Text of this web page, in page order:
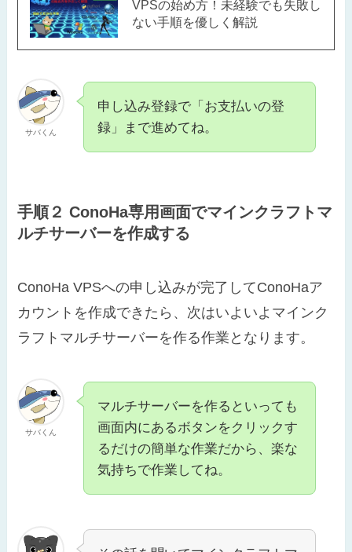
VPSの始め方！未経験でも失敗し
ない手順を優しく解説
サバくん
申し込み登録で「お支払いの登
録」まで進めてね。
手順２ ConoHa専用画面でマインクラフトマ
ルチサーバーを作成する
ConoHa VPSへの申し込みが完了してConoHaア
カウントを作成できたら、次はいよいよマインク
ラフトマルチサーバーを作る作業となります。
サバくん
マルチサーバーを作るといっても
画面内にあるボタンをクリックす
るだけの簡単な作業だから、楽な
気持ちで作業してね。